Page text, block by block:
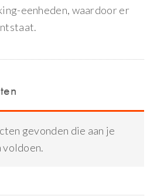
eenheden, waardoor er
gevonden die aan je